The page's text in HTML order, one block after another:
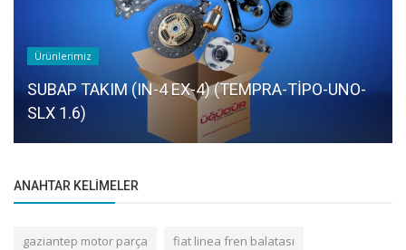
ROTBAŞI SAĞ (PALİO-SİENA-DOBLO-ALBEA)
ANAHTAR KELIMELER
gaziantep motor parça fiat linea fren balatası